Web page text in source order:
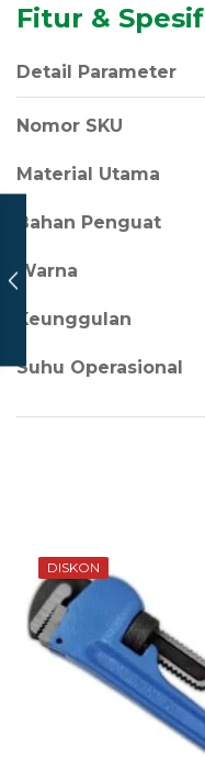
Fitur &
Detail Parameter
Nomor SKU
Material Utama
Bahan Penguat
Warna
Keunggulan
Suhu Operasional
DISKON